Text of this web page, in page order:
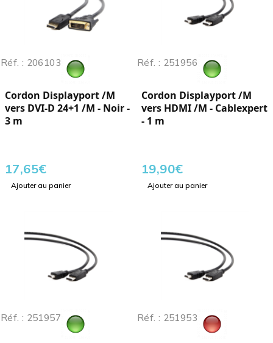
Réf. : 206103
Cordon Displayport /M
vers DVI-D 24+1 /M - Noir -
3 m
17,65€
Ajouter au panier
Réf. : 251956
Cordon Displayport /M
vers HDMI /M - Cablexpert
- 1 m
19,90€
Ajouter au panier
Réf. : 251957 Réf. : 251953